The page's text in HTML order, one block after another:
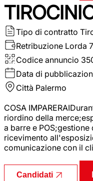
Tipo di contratto
Retribuzione Lorda
Codice annuncio
Data di
Città Palermo
COSA
riordino della
a barre e
ricevimento
comunicazione con il
Candidati